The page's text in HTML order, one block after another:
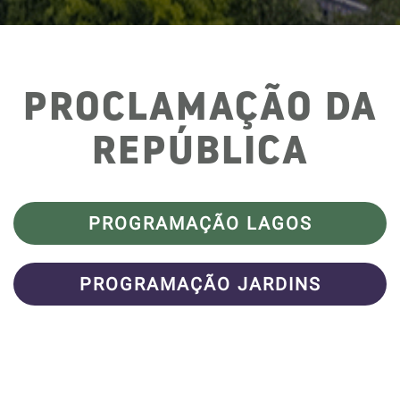
PROCLAMAÇÃO DA
REPÚBLICA
PROGRAMAÇÃO LAGOS
PROGRAMAÇÃO JARDINS